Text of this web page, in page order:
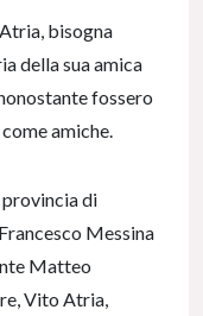
bisogna
della sua amica
fossero
amiche.
provincia di
Messina
Matteo
Vito Atria,